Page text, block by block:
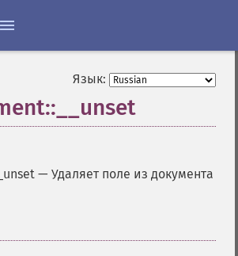
Язык:
— Удаляет поле из документа